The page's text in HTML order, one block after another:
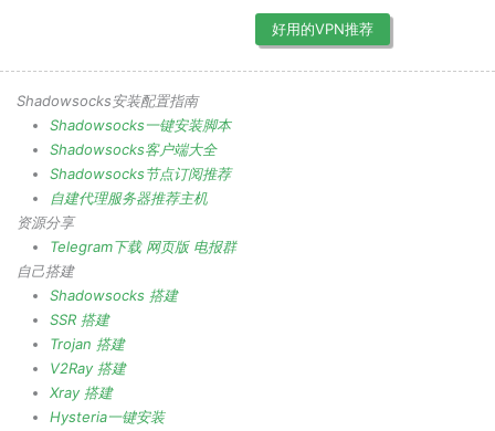
好用的VPN推荐
Shadowsocks安装配置指南
Shadowsocks一键安装脚本
Shadowsocks客户端大全
Shadowsocks节点订阅推荐
自建代理服务器推荐主机
资源分享
Telegram下载 网页版 电报群
自己搭建
Shadowsocks 搭建
SSR 搭建
Trojan 搭建
V2Ray 搭建
Xray 搭建
Hysteria一键安装